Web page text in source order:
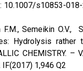
10.1007/s10853-
F.M., Semeikin O.V.,
Hydrolysis rather
CHEMISTRY.
1,946 Q2